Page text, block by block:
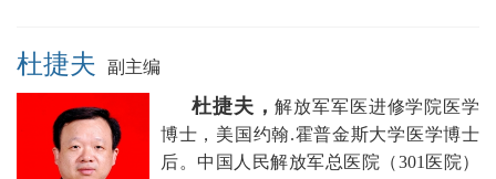
杜捷夫 副主编
杜捷夫，解放军军医进修学院医学
博士，美国约翰.霍普金斯大学医学博士
后。 中国人民解放军总医院（301医院）